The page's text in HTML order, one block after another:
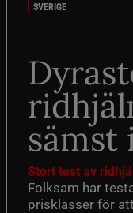
SVERIGE
sämst
Stort test av
Folksam har
prisklasser för